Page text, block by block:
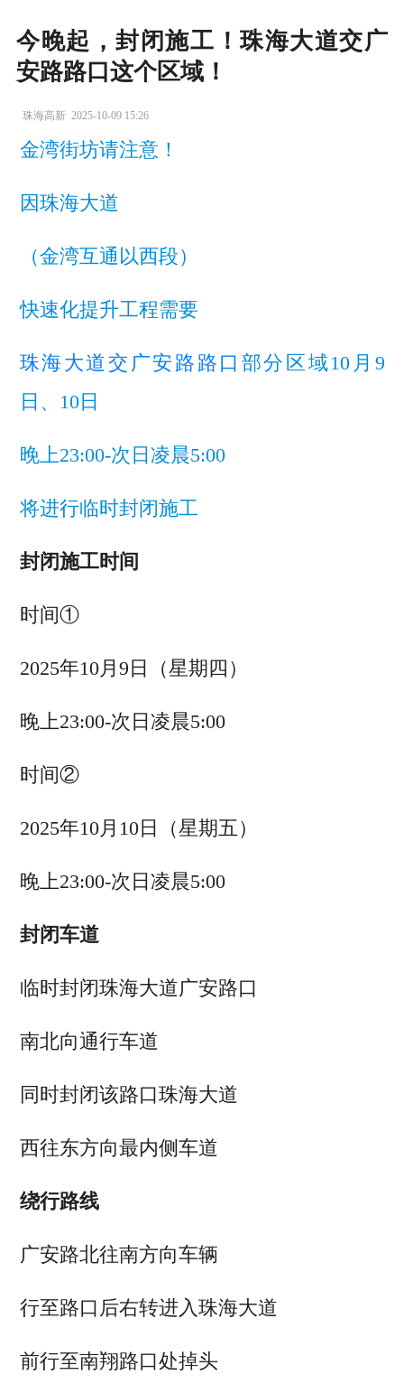
今晚起，封闭施工！珠海大道交广
安路路口这个区域！
珠海高新 2025-10-09 15:26
金湾街坊请注意！
因珠海大道
（金湾互通以西段）
快速化提升工程需要
珠海大道交广安路路口 部分区域10月9
日、10日
晚上23:00-次日凌晨5:00
将进行临时封闭施工
封闭施工时间
时间①
2025年10月9日（星期四）
晚上23:00-次日凌晨5:00
时间②
2025年10月10日（星期五）
晚上23:00-次日凌晨5:00
封闭车道
临时封闭珠海大道广安路口
南北向通行车道
同时封闭该路口珠海大道
西往东方向最内侧车道
绕行路线
广安路北往南方向车辆
行至路口后右转进入珠海大道
前行至南翔路口处掉头